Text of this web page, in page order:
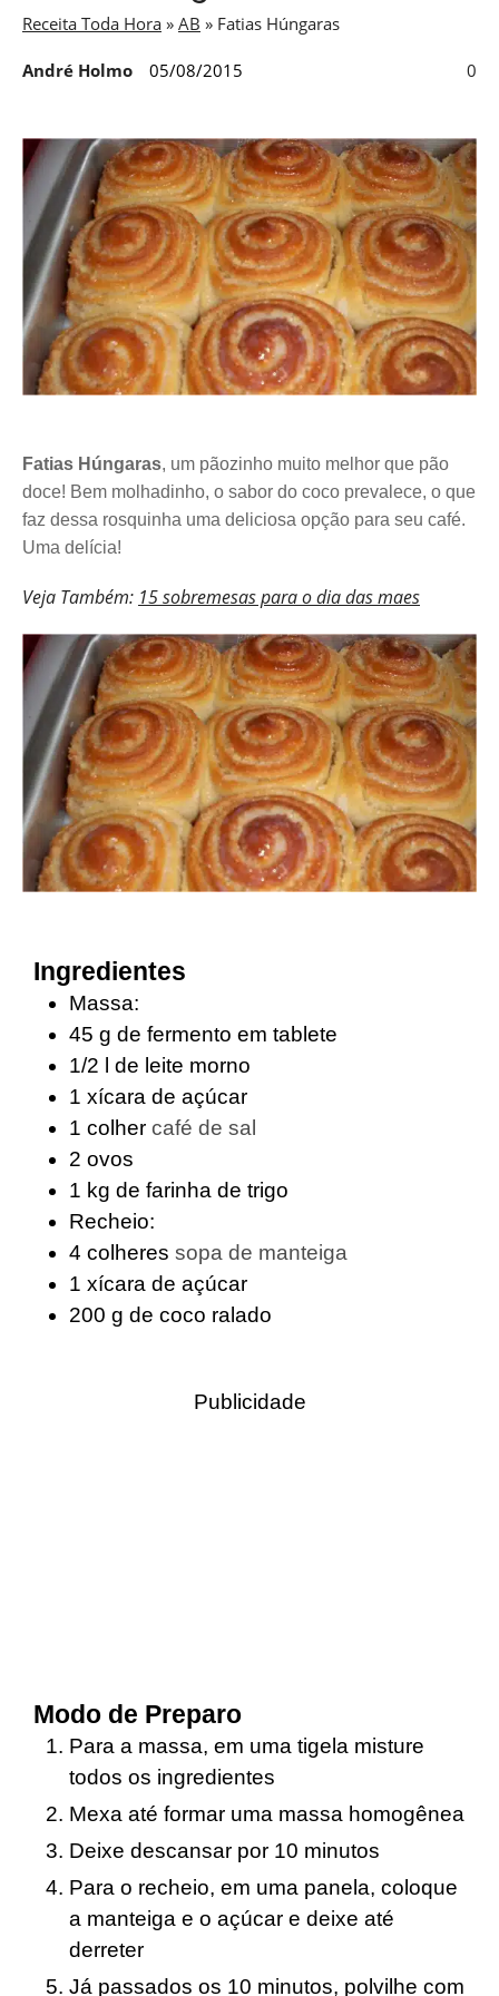
Receita Toda Hora » AB » Fatias Húngaras
André Holmo 05/08/2015 0
Fatias Húngaras, um pãozinho muito melhor que pão
doce! Bem molhadinho, o sabor do coco prevalece, o que
faz dessa rosquinha uma deliciosa opção para seu café.
Uma delícia!
Veja Também: 15 sobremesas para o dia das maes
Ingredientes
Massa:
45 g de fermento em tablete
1/2
de leite morno
1 xícara de açúcar
1 colher café de sal
2 ovos
1 kg de farinha de trigo
Recheio:
4 colheres sopa de manteiga
1 xícara de açúcar
200 g de coco ralado
Publicidade
Modo de Preparo
Para a massa, em uma tigela misture
todos os ingredientes
Mexa até formar uma massa homogênea
Deixe descansar por 10 minutos
Para o recheio, em uma panela, coloque
a manteiga e o açúcar e deixe até
derreter
Já passados os 10 minutos, polvilhe com